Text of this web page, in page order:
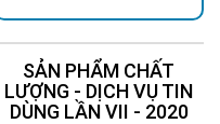
SẢN PHẨM CHẤT
LƯỢNG - DỊCH VỤ TIN
DÙNG LẦN VII - 2020